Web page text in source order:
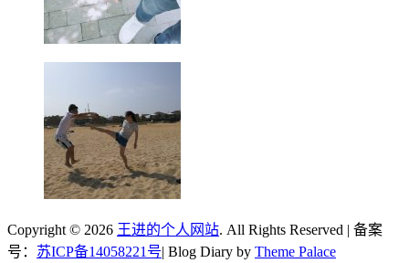
Copyright © 2026 王进的个人网站. All Rights Reserved | 备案
号： 苏ICP备14058221号| Blog Diary by Theme Palace